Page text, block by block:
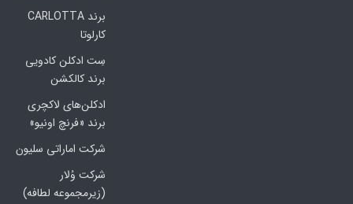
برند CARLOTTA
کارلوتا
سِت ادکلن کادویی
برند کالکشن
ادکلن‌های لاکچری
برند «فرنچ اونیو»
شرکت اماراتی سلیون
شرکت وُلار
(زیرمجموعه لطافه)